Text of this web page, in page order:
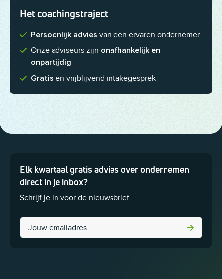
Het coachingstraject
Persoonlijk advies van een ervaren ondernemer
Onze adviseurs zijn onafhankelijk en
onpartijdig
Gratis en vrijblijvend intakegesprek
Elk kwartaal gratis advies over ondernemen
direct in je inbox?
Schrijf je in voor de nieuwsbrief
Facebook
Dit veld is bedoeld voor validatiedoeleinden en moet niet worden